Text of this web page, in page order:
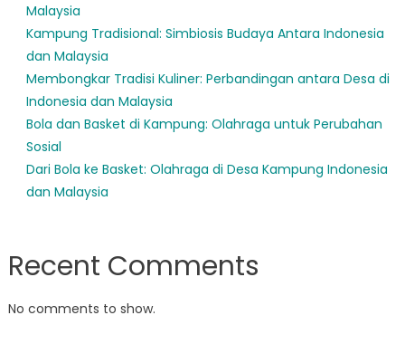
Malaysia
Kampung Tradisional: Simbiosis Budaya Antara Indonesia
dan Malaysia
Membongkar Tradisi Kuliner: Perbandingan antara Desa di
Indonesia dan Malaysia
Bola dan Basket di Kampung: Olahraga untuk Perubahan
Sosial
Dari Bola ke Basket: Olahraga di Desa Kampung Indonesia
dan Malaysia
Recent Comments
No comments to show.